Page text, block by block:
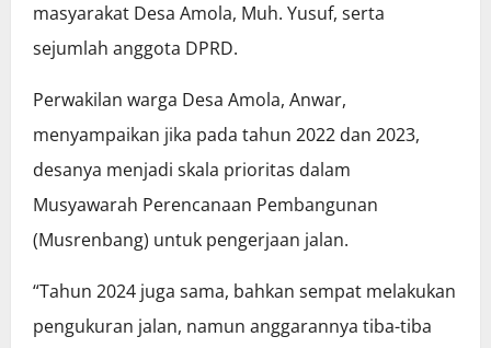
masyarakat Desa Amola, Muh. Yusuf, serta
sejumlah anggota DPRD.
Perwakilan warga Desa Amola, Anwar,
menyampaikan jika pada tahun 2022 dan 2023,
desanya menjadi skala prioritas dalam
Musyawarah Perencanaan Pembangunan
(Musrenbang) untuk pengerjaan jalan.
“Tahun 2024 juga sama, bahkan sempat melakukan
pengukuran jalan, namun anggarannya tiba-tiba